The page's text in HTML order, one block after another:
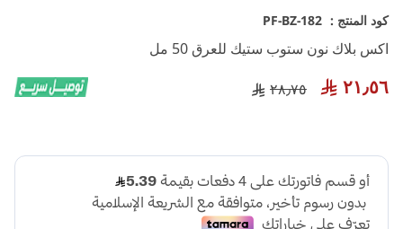
كود المنتج : PF-BZ-182
اكس بلاك نون ستوب ستيك للعرق 50 مل
٢١٫٥٦ ٢٨٫٧٥
الصور